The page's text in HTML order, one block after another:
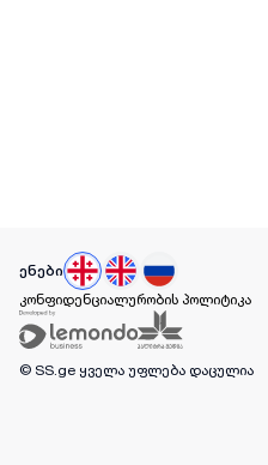
ენები
კონფიდენციალურობის პოლიტიკა
© SS.ge ყველა უფლება დაცულია